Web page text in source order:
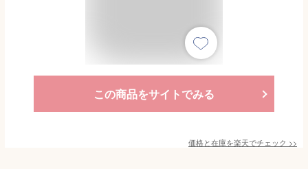
この商品をサイトでみる
価格と在庫を楽天でチェック >>